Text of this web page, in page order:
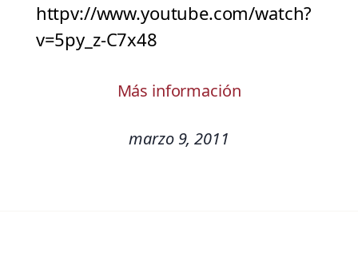
httpv://www.youtube.com/watch?
v=5py_z-C7x48
Más información
marzo 9, 2011